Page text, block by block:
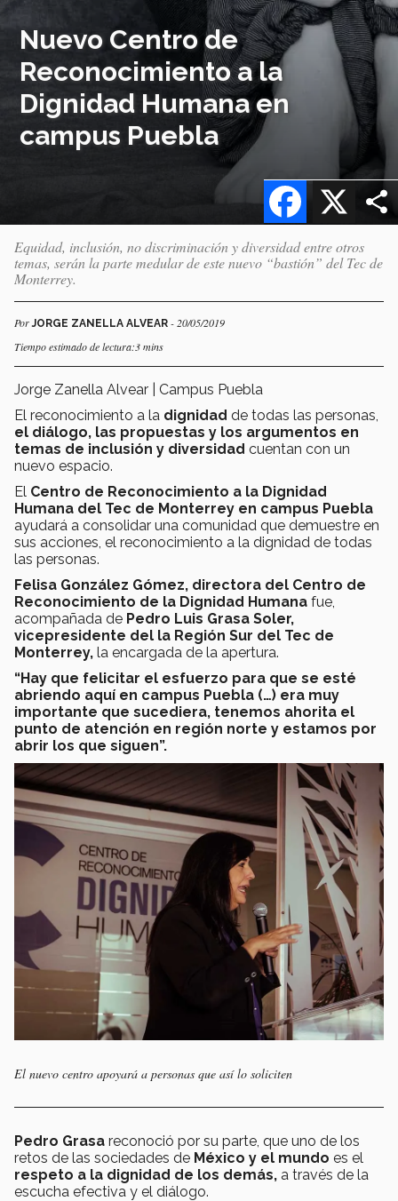
Nuevo Centro de
Reconocimiento a la
Dignidad Humana en
campus Puebla
X
Facebook
Equidad, inclusión, no discriminación y diversidad entre otros
temas, serán la parte medular de este nuevo “bastión” del Tec de
Monterrey.
PorJORGE ZANELLA ALVEAR - 20/05/2019
Tiempo estimado de lectura:3 mins
Jorge Zanella Alvear | Campus Puebla
El reconocimiento a la dignidad de todas las personas,
el diálogo, las propuestas y los argumentos en
temas de inclusión y diversidad cuentan con un
nuevo espacio.
El Centro de Reconocimiento a la Dignidad
Humana del Tec de Monterrey en campus Puebla
ayudará a consolidar una comunidad que demuestre en
sus acciones, el reconocimiento a la dignidad de todas
las personas.
Felisa González Gómez, directora del Centro de
Reconocimiento de la Dignidad Humana fue,
acompañada de Pedro Luis Grasa Soler,
vicepresidente del la Región Sur del Tec de
Monterrey, la encargada de la apertura.
“Hay que felicitar el esfuerzo para que se esté
abriendo aquí en campus Puebla (…) era muy
importante que sucediera, tenemos ahorita el
punto de atención en región norte y estamos por
abrir los que siguen”.
El nuevo centro apoyará a personas que así lo soliciten
Pedro Grasa reconoció por su parte, que uno de los
retos de las sociedades de México y el mundo es el
respeto a la dignidad de los demás, a través de la
escucha efectiva y el diálogo.